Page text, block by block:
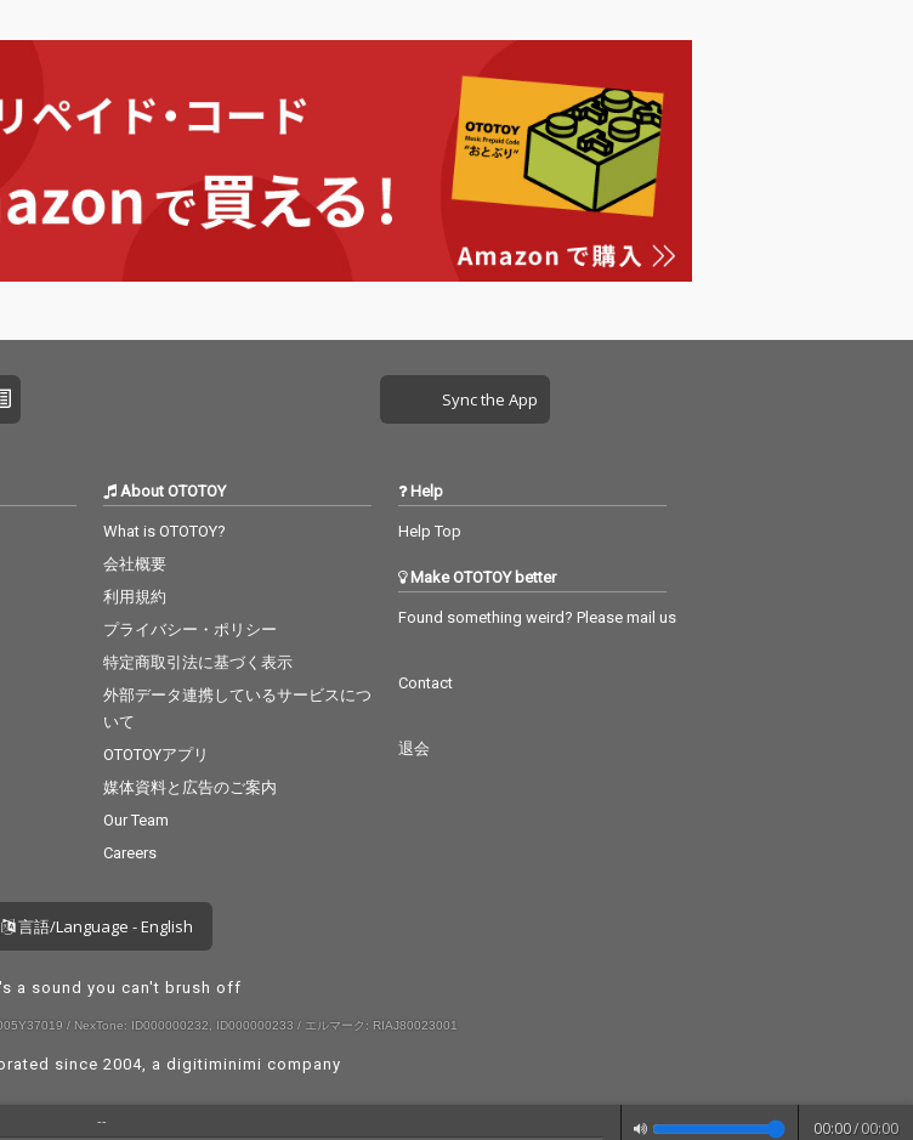
Sync the App
About OTOTOY
What is OTOTOY?
会社概要
利用規約
プライバシー・ポリシー
特定商取引法に基づく表示
外部データ連携しているサービスにつ
いて
OTOTOYアプリ
媒体資料と広告のご案内
Our Team
Careers
Help
Help Top
Make OTOTOY better
Found something weird? Please mail us
Contact
退会
言語/Language - English
a sound you can't brush off
/ NexTone: ID000000232, ID000000233 / エルマーク: RIAJ80023001
since 2004, a digitiminimi company
-- 00:00/00:00